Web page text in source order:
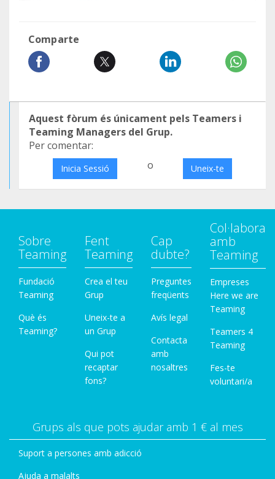
Comparte
Aquest fòrum és únicament pels Teamers i
Teaming Managers del Grup.
Per comentar:
Inicia Sessió o Uneix-te
Sobre
Teaming
Fundació
Teaming
Què és
Teaming?
Fent
Teaming
Crea el teu
Grup
Uneix-te a
un Grup
Qui pot
recaptar
fons?
Cap
dubte?
Preguntes
freqüents
Avís legal
Contacta
amb
nosaltres
Col·labora
amb
Teaming
Empreses
Here we are
Teaming
Teamers 4
Teaming
Fes-te
voluntari/a
Grups als que pots ajudar amb 1 € al mes
Suport a persones amb adicció
Ajuda a malalts